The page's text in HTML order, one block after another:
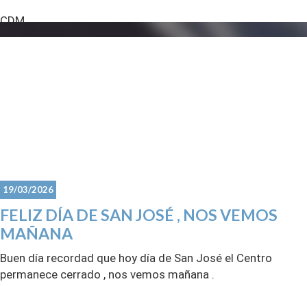
CDM
19/03/2026
FELIZ DÍA DE SAN JOSÉ , NOS VEMOS
MAÑANA
Buen día recordad que hoy día de San José el Centro
permanece cerrado , nos vemos mañana .